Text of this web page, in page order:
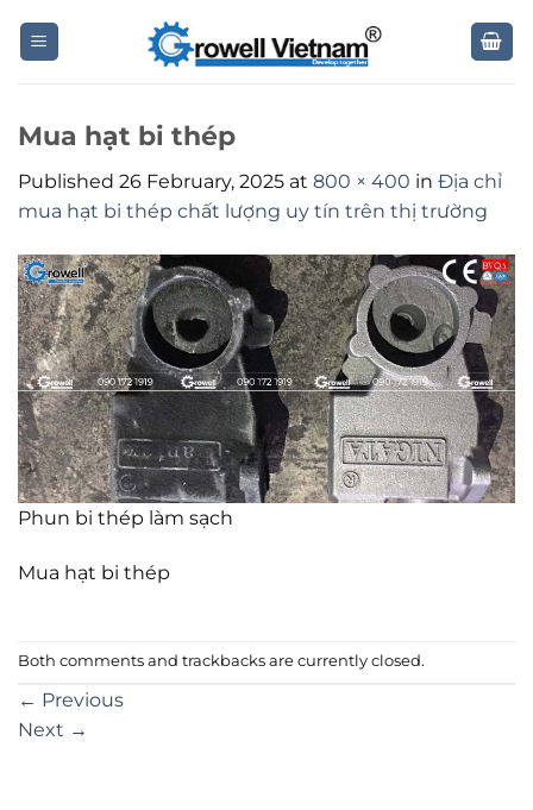
Mua hạt bi thép
Published 26 February, 2025 at 800 × 400 in Địa chỉ
mua hạt bi thép chất lượng uy tín trên thị trường
Phun bi thép làm sạch
Mua hạt bi thép
Both comments and trackbacks are currently closed.
← Previous
Next →